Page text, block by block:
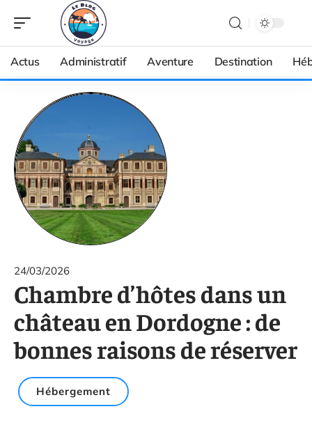
Actus Administratif Aventure Destination
24/03/2026
Chambre d’hôtes dans un
château en Dordogne : de
bonnes raisons de réserver
Hébergement